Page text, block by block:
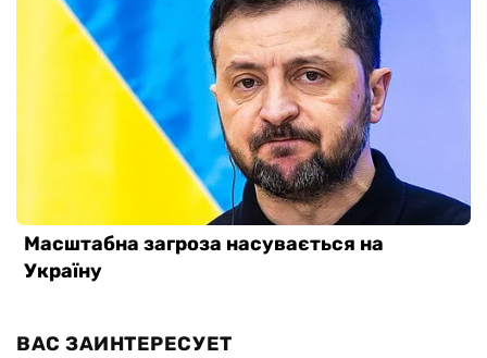
ВАС ЗАИНТЕРЕСУЕТ